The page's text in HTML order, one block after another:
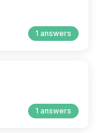
1 answers
1 answers